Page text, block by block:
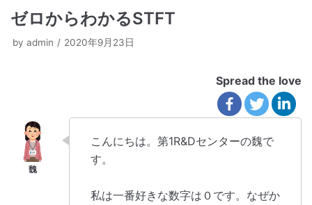
へ
ス
ゼロからわかるSTFT
by admin 2020年9月23日
Spread the love
こんにちは。第1R&Dセンターの魏で
す。
私は一番好きな数字は０です。なぜか